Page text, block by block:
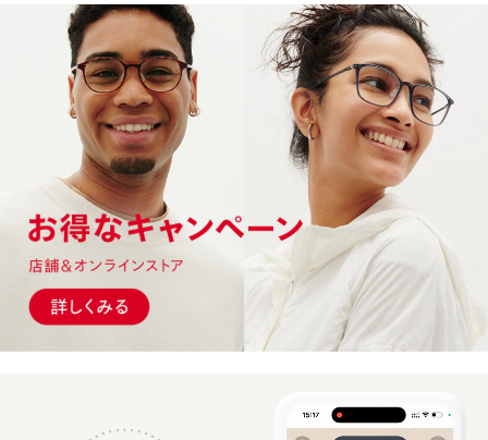
調光・可視光調光レンズ
チークカラー®・コンシーラー®カラーレ
ンズ
JINS VIOLET+
プレミアム偏光レンズ